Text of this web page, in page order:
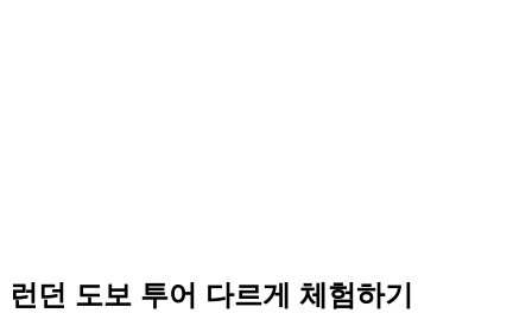
런던 도보 투어 다르게 체험하기